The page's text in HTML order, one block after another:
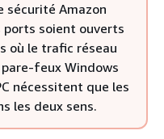
sécurité Amazon
ports soient ouverts
où le trafic réseau
feux Windows
nécessitent que les
les deux sens.